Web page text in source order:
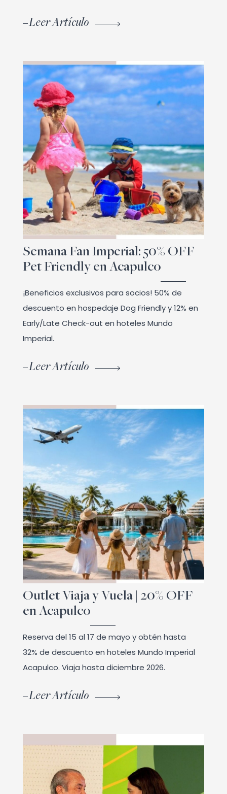
Leer Artículo
Semana Fan Imperial: 50% OFF
Pet Friendly en Acapulco
¡Beneficios exclusivos para socios! 50% de
descuento en hospedaje Dog Friendly y 12% en
Early/Late Check-out en hoteles Mundo
Imperial.
Leer Artículo
Outlet Viaja y Vuela | 20% OFF
en Acapulco
Reserva del 15 al 17 de mayo y obtén hasta
32% de descuento en hoteles Mundo Imperial
Acapulco. Viaja hasta diciembre 2026.
Leer Artículo